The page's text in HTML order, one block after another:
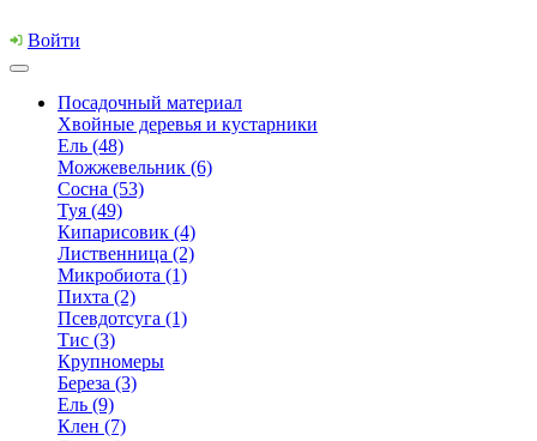
Войти
Посадочный материал
Хвойные деревья и кустарники
Ель (48)
Можжевельник (6)
Сосна (53)
Туя (49)
Кипарисовик (4)
Лиственница (2)
Микробиота (1)
Пихта (2)
Псевдотсуга (1)
Тис (3)
Крупномеры
Береза (3)
Ель (9)
Клен (7)